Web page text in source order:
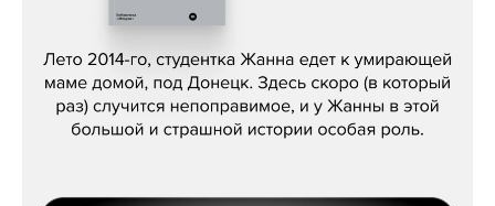
Сергей Лебедев, «Белая дама»